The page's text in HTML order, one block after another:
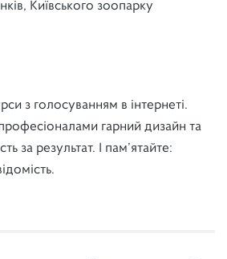
Київського зоопарку
з голосуванням в інтернеті.
гарний дизайн та
за результат. І пам’ятайте: